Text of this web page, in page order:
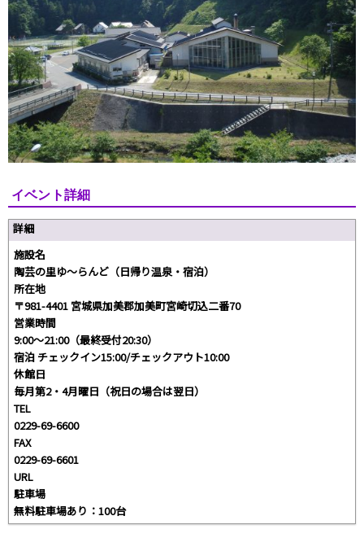
イベント詳細
詳細
施設名
陶芸の里ゆ～らんど（日帰り温泉・宿泊）
所在地
〒981-4401 宮城県加美郡加美町宮崎切込二番70
営業時間
9:00～21:00（最終受付20:30）
宿泊 チェックイン15:00/チェックアウト10:00
休館日
毎月第2・4月曜日（祝日の場合は翌日）
TEL
0229-69-6600
FAX
0229-69-6601
URL
駐車場
無料駐車場あり：100台